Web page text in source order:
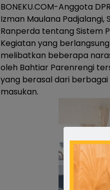
BONEKU.COM-Anggota
Izman Maulana Padjalangi,
Ranperda tentang Sistem
Kegiatan yang
melibatkan beberapa
oleh Bahtiar Parenrengi
yang berasal dari
masukan.